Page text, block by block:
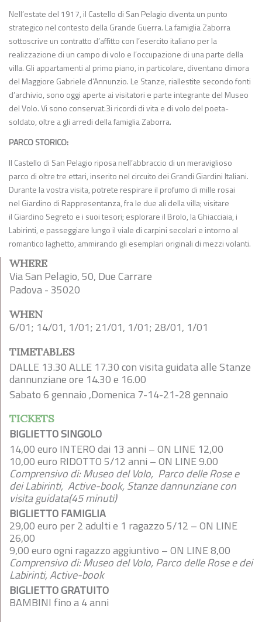
Nell’estate del 1917, il Castello di San Pelagio diventa un punto
strategico nel contesto della Grande Guerra. La famiglia Zaborra
sottoscrive un contratto d’affitto con l’esercito italiano per la
realizzazione di un campo di volo e l’occupazione di una parte della
villa. Gli appartamenti al primo piano, in particolare, diventano dimora
del Maggiore Gabriele d’Annunzio. Le Stanze, riallestite secondo fonti
d’archivio, sono oggi aperte ai visitatori e parte integrante del Museo
del Volo. Vi sono conservat.3i ricordi di vita e di volo del poeta-
soldato, oltre a gli arredi della famiglia Zaborra.
PARCO STORICO:
Il Castello di San Pelagio riposa nell’abbraccio di un meraviglioso
parco di oltre tre ettari, inserito nel circuito dei Grandi Giardini Italiani.
Durante la vostra visita, potrete respirare il profumo di mille rosai
nel Giardino di Rappresentanza, fra le due ali della villa; visitare
il Giardino Segreto e i suoi tesori; esplorare il Brolo, la Ghiacciaia, i
Labirinti, e passeggiare lungo il viale di carpini secolari e intorno al
romantico laghetto, ammirando gli esemplari originali di mezzi volanti.
WHERE
Via San Pelagio, 50, Due Carrare
Padova - 35020
WHEN
6/01; 14/01, 1/01; 21/01, 1/01; 28/01, 1/01
TIMETABLES
DALLE 13.30 ALLE 17.30 con visita guidata alle Stanze
dannunziane ore 14.30 e 16.00
Sabato 6 gennaio ,Domenica 7-14-21-28 gennaio
TICKETS
BIGLIETTO SINGOLO
14,00 euro INTERO dai 13 anni – ON LINE 12,00
10,00 euro RIDOTTO 5/12 anni – ON LINE 9.00
Comprensivo di: Museo del Volo, Parco delle Rose e
dei Labirinti, Active-book, Stanze dannunziane con
visita guidata(45 minuti)
BIGLIETTO FAMIGLIA
29,00 euro per 2 adulti e 1 ragazzo 5/12 – ON LINE
26,00
9,00 euro ogni ragazzo aggiuntivo – ON LINE 8,00
Comprensivo di: Museo del Volo, Parco delle Rose e dei
Labirinti, Active-book
BIGLIETTO GRATUITO
BAMBINI fino a 4 anni